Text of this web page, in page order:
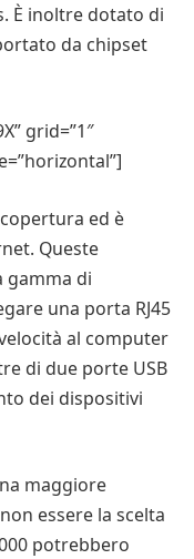
È inoltre dotato di
da chipset
grid=”1″
copertura ed è
Queste
gamma di
una porta RJ45
al computer
di due porte USB
dei dispositivi
maggiore
essere la scelta
potrebbero